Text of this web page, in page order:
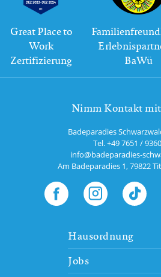
Great Place to
Work
Zertifizierung
BaWü
Nimm Kontakt
Badeparadies
Tel.+49 7651 /
info@badeparadies-
Am Badeparadies 1,79822
Hausordnung
Jobs